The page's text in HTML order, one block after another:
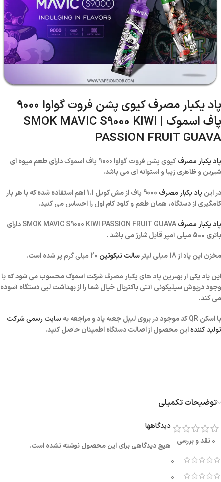
پاد یکبار مصرف کیوی پشن فروت گواوا 9000
پاف اسموک | SMOK MAVIC S9000 KIWI
PASSION FRUIT GUAVA
پاد یکبار مصرفکیوی پشن فروت گواوا 9000 پاف اسموک
دارای طعم میوه ای
شیرین و ظاهری زیبا و استوانه ای می باشد.
در این پاد یکبار مصرف
از مش کویل 1.1 اهم استفاده شده که با هر بار
کامگیری از دستگاه، همان طعم و کلود کام اول را احساس می کنید.
پاد یکبار مصرف
دارای
باتری 500 میلی آمپر قابل شارژ می باشد .
مخزن این پاد از 18 میلی لیتر
سالت نیکوتین 20 میلی گرم
پر شده است.
این پاد یکی ازبهترین پاد های یکبار مصرفشرکت اسموک محسوب می شود که با
وجود درپوش سیلیکونی آنتی باکتریال خیال شما را از بهداشت لبی دستگاه آسوده
می کند.
با اسکن QR کد موجود در بروی لیبل جعبه پاد و مراجعه به
سایت رسمی شرکت
تولید کنندهاین محصول از اصالت دستگاه اطمینان حاصل کنید.
توضیحات تکمیلی
0 نقد و بررسی
0
0
دیدگاهها
هیچ دیدگاهی برای این محصول نوشته نشده است.